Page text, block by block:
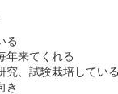
る
年来てくれる
究、試験栽培してい
き